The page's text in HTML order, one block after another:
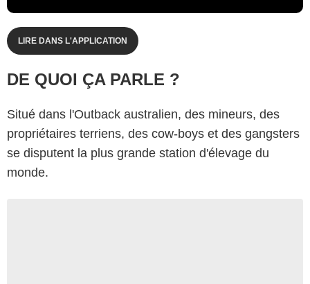
LIRE DANS L'APPLICATION
DE QUOI ÇA PARLE ?
Situé dans l'Outback australien, des mineurs, des
propriétaires terriens, des cow-boys et des gangsters
se disputent la plus grande station d'élevage du
monde.